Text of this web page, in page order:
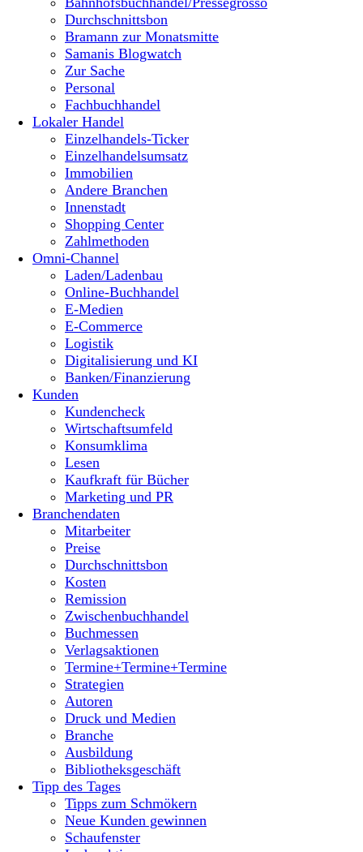
Durchschnittsbon
Bramann zur Monatsmitte
Samanis Blogwatch
Zur Sache
Personal
Fachbuchhandel
Lokaler Handel
Einzelhandels-Ticker
Einzelhandelsumsatz
Immobilien
Andere Branchen
Innenstadt
Shopping Center
Zahlmethoden
Omni-Channel
Laden/Ladenbau
Online-Buchhandel
E-Medien
E-Commerce
Logistik
Digitalisierung und KI
Banken/Finanzierung
Kunden
Kundencheck
Wirtschaftsumfeld
Konsumklima
Lesen
Kaufkraft für Bücher
Marketing und PR
Branchendaten
Mitarbeiter
Preise
Durchschnittsbon
Kosten
Remission
Zwischenbuchhandel
Buchmessen
Verlagsaktionen
Termine+Termine+Termine
Strategien
Autoren
Druck und Medien
Branche
Ausbildung
Bibliotheksgeschäft
Tipp des Tages
Tipps zum Schmökern
Neue Kunden gewinnen
Schaufenster